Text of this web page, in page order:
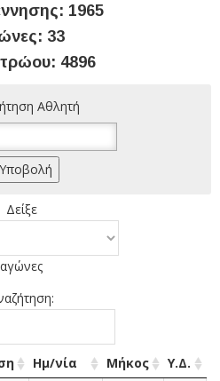
1965
33
4896
Αθλητή
Δείξε
αγώνες
Ημ/νία Μήκος
Υ.Δ.